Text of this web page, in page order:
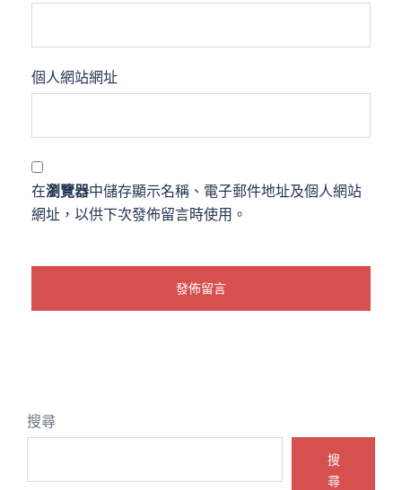
個人網站網址
在瀏覽器中儲存顯示名稱、電子郵件地址及個人網站
網址，以供下次發佈留言時使用。
搜尋
搜
尋